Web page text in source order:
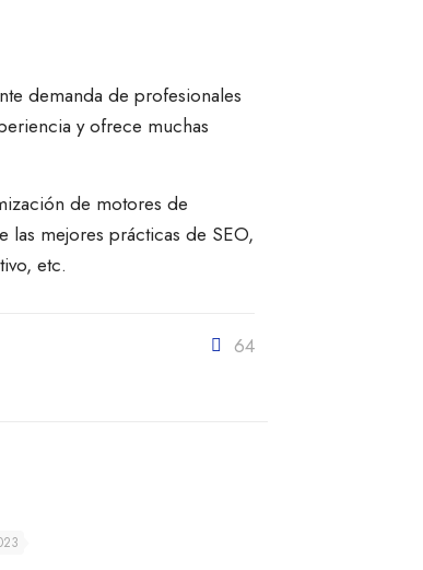
demanda de profesionales
y ofrece muchas
de motores de
mejores prácticas de SEO,
etc.
64